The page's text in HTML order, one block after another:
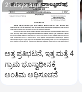
21 days ago
ಅತ್ತ ಪ್ರತಿಭಟನೆ, ಇತ್ತ ಮತ್ತೆ 4
ಗ್ರಾಮ ಭೂಸ್ವಾಧೀನಕ್ಕೆ
ಅಂತಿಮ ಅಧಿಸೂಚನೆ